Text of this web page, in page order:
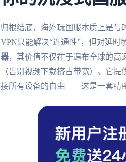
归根结底，海外玩国服本质上是与
VPN只能解决“连通性”，但对延
器，其价值不仅在于遍布全球的高
（告别视频下载挤占带宽）。它
接所有设备的自由——这是一套精